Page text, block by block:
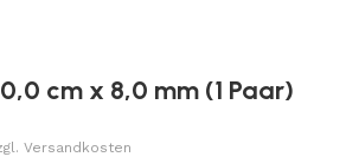
cm x 8,0 mm (1 Paar)
Versandkosten